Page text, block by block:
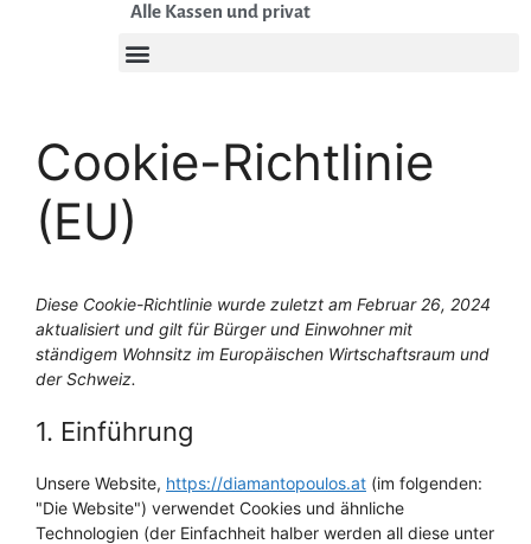
Alle Kassen und privat
Cookie-Richtlinie
(EU)
Diese Cookie-Richtlinie wurde zuletzt am Februar 26, 2024
aktualisiert und gilt für Bürger und Einwohner mit
ständigem Wohnsitz im Europäischen Wirtschaftsraum und
der Schweiz.
1. Einführung
Unsere Website, https://diamantopoulos.at (im folgenden:
"Die Website") verwendet Cookies und ähnliche
Technologien (der Einfachheit halber werden all diese unter